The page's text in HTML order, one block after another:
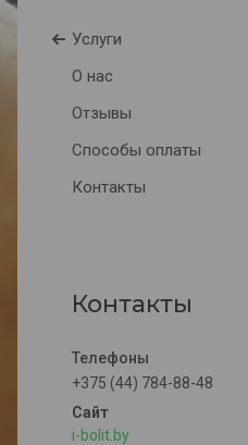
Услуги
О нас
Отзывы
Способы оплаты
Контакты
Контакты
+375 (44) 784-88-48
i-bolit.by